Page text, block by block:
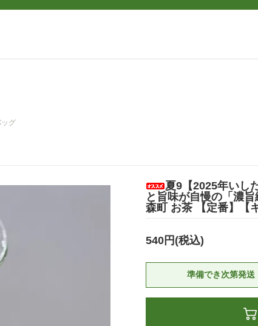
グ
夏9【2025年いし
と旨味が自慢の「濃
森町 お茶 【定番】【
540円(税込)
準備でき次第発送